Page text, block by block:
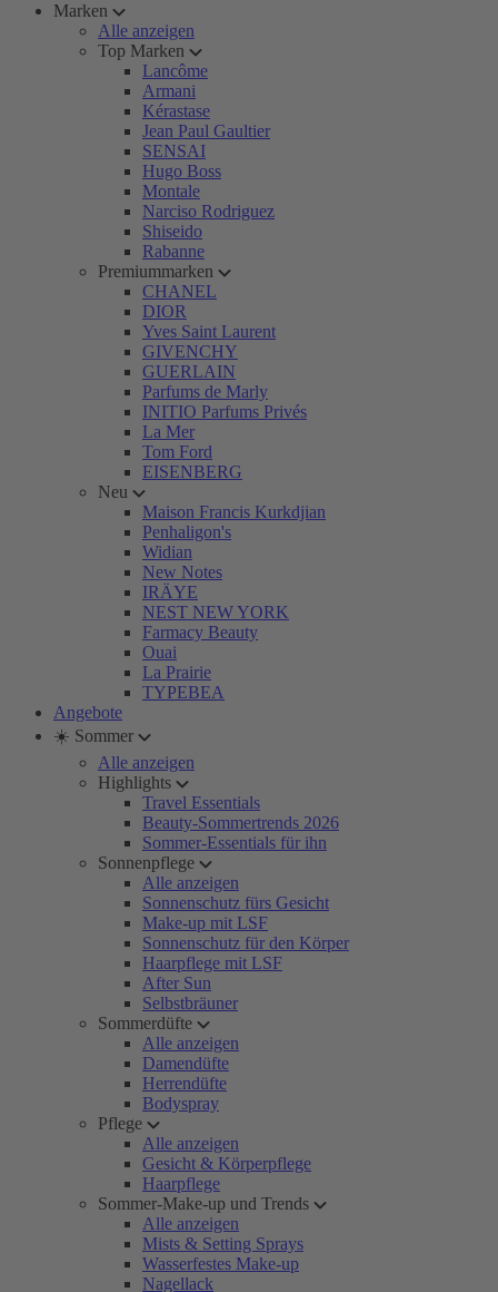
Marken
Alle anzeigen
Top Marken
Lancôme
Armani
Kérastase
Jean Paul Gaultier
SENSAI
Hugo Boss
Montale
Narciso Rodriguez
Shiseido
Rabanne
Premiummarken
CHANEL
DIOR
Yves Saint Laurent
GIVENCHY
GUERLAIN
Parfums de Marly
INITIO Parfums Privés
La Mer
Tom Ford
EISENBERG
Neu
Maison Francis Kurkdjian
Penhaligon's
Widian
New Notes
IRÄYE
NEST NEW YORK
Farmacy Beauty
Ouai
La Prairie
TYPEBEA
Angebote
☀️ Sommer
Alle anzeigen
Highlights
Travel Essentials
Beauty-Sommertrends 2026
Sommer-Essentials für ihn
Sonnenpflege
Alle anzeigen
Sonnenschutz fürs Gesicht
Make-up mit LSF
Sonnenschutz für den Körper
Haarpflege mit LSF
After Sun
Selbstbräuner
Sommerdüfte
Alle anzeigen
Damendüfte
Herrendüfte
Bodyspray
Pflege
Alle anzeigen
Gesicht & Körperpflege
Haarpflege
Sommer-Make-up und Trends
Alle anzeigen
Mists & Setting Sprays
Wasserfestes Make-up
Nagellack